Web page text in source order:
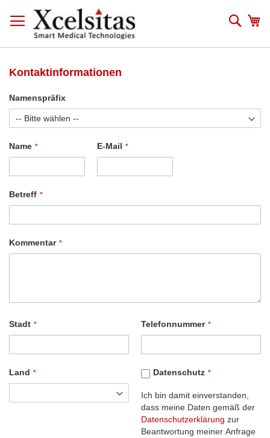
Inhalt
springen
Kontaktinformationen
Namenspräfix
Name E-Mail
Betreff
Kommentar
Stadt Telefonnummer
Land Datenschutz
Ich bin damit einverstanden,
dass meine Daten gemäß der
Datenschutzerklärung zur
Beantwortung meiner Anfrage